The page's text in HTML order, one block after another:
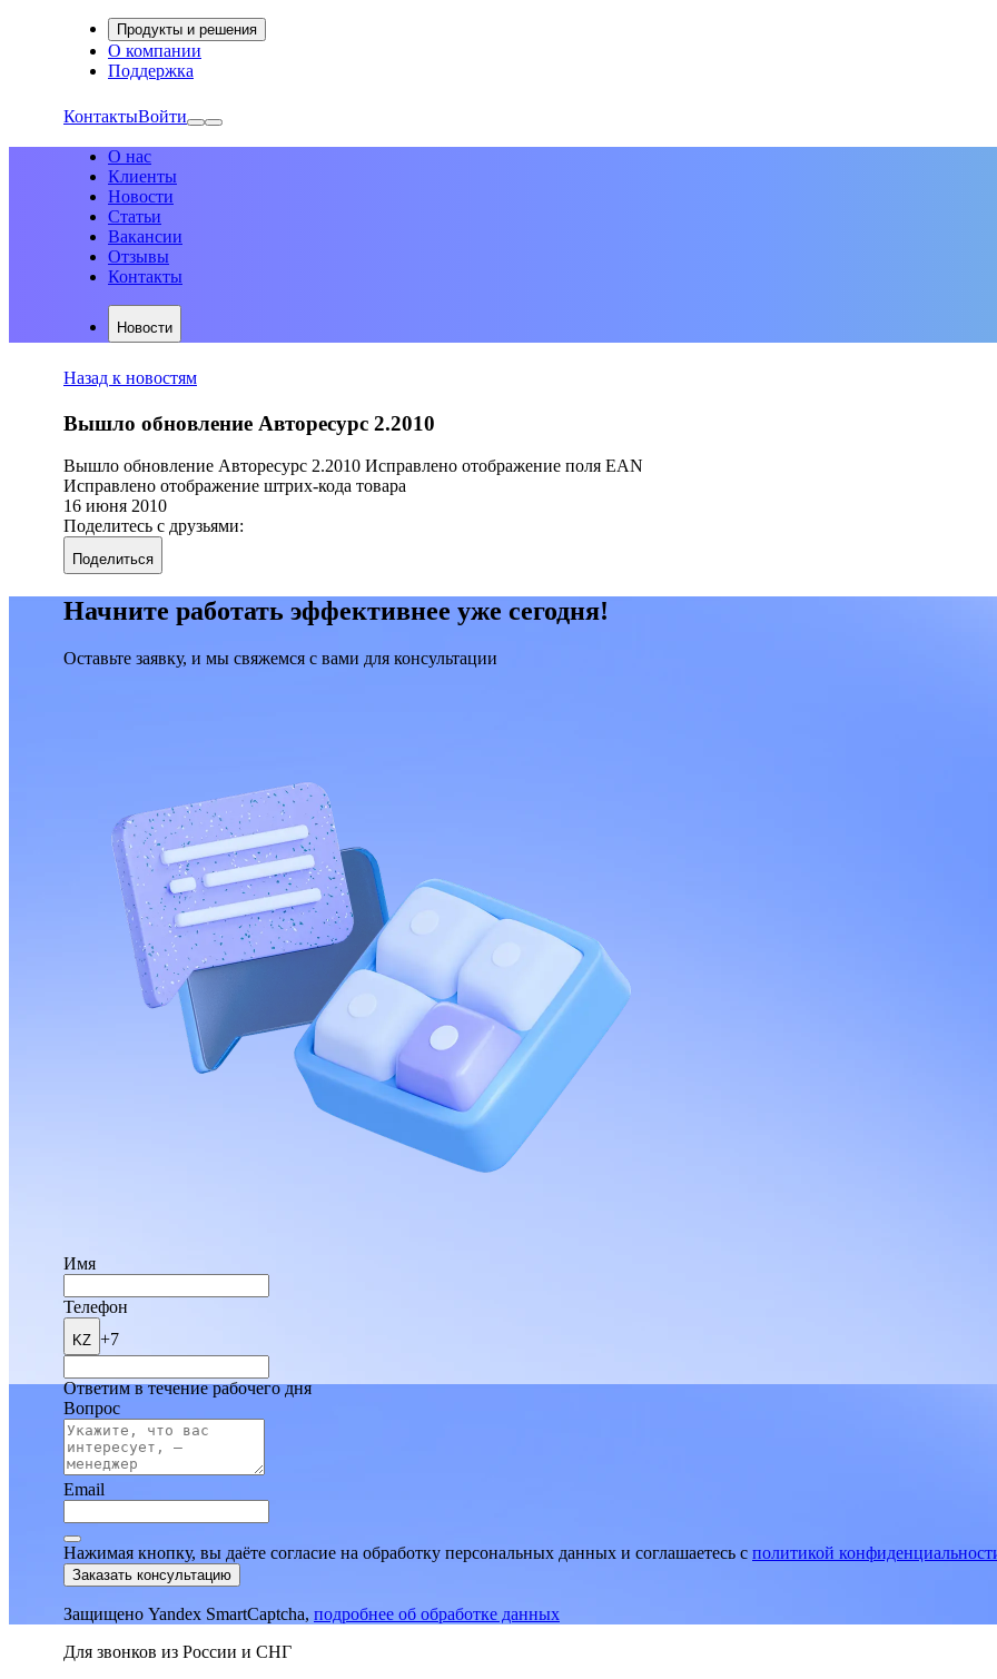
Продукты и решения
О компании
Поддержка
КонтактыВойти
О нас
Клиенты
Новости
Статьи
Вакансии
Отзывы
Контакты
Новости
Назад к новостям
Вышло обновление Авторесурс 2.2010
Вышло обновление Авторесурс 2.2010 Исправлено отображение поля EAN
Исправлено отображение штрих-кода товара
16 июня 2010
Поделитесь с друзьями:
Поделиться
Начните работать эффективнее уже сегодня!
Оставьте заявку, и мы свяжемся с вами для консультации
Имя
Телефон
KZ +7
Ответим в течение рабочего дня
Вопрос
Email
Нажимая кнопку, вы даёте согласие на обработку персональных данных и соглашаетесь c политикой
Заказать консультацию
Защищено Yandex SmartCaptcha, подробнее об обработке данных
Для звонков из России и СНГ